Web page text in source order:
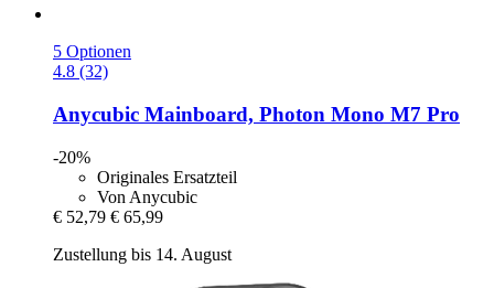
5 Optionen
4.8 (32)
Anycubic Mainboard, Photon Mono M7 Pro
-20%
Originales Ersatzteil
Von Anycubic
€ 52,79 € 65,99
Zustellung bis 14. August